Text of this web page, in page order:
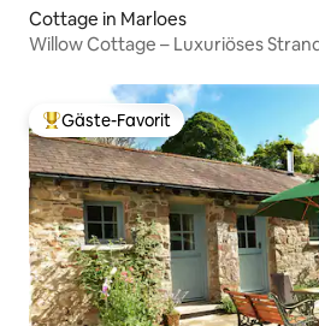
Cottage in Marloes
Willow Cottage – Luxuriöses
Beliebter Gäste-Favorit.
Gäste-Favorit